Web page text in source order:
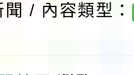
市115學年度
各1份
/ 內容類型：